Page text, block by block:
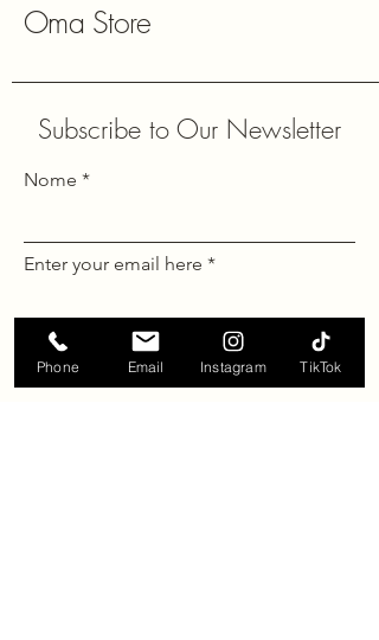
Oma Store
Subscribe to Our Newsletter
Nome
Enter your email here
Cognome*
Phone Email Instagram TikTok